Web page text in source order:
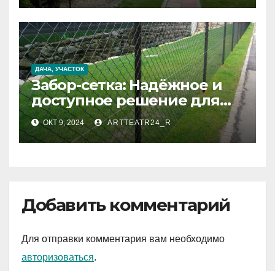
ДАЧА, УЧАСТОК
Забор-сетка: Надёжное и
доступное решение для
вашего участка
ОКТ 9, 2024 ARTTEATR24_R
Добавить комментарий
Для отправки комментария вам необходимо
авторизоваться.